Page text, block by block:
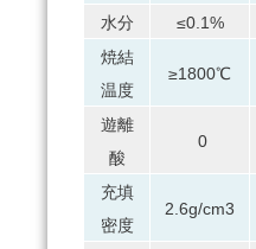
水分 ≤0.1%
焼結
温度
≥1800℃
遊離
酸
0
充填
密度
2.6g/cm3